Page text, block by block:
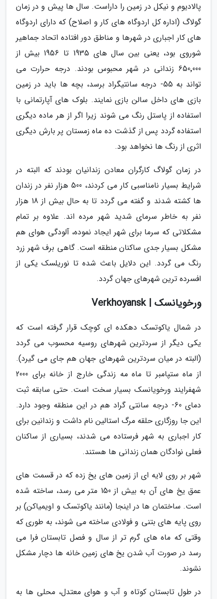
پالادیوم و نیکل در زمین را داراست. سال ها پیش و در زمان
گولاگ (اداره کل اردوگاه های کار و اصلاح) که دارای اردوگاه
های کار اجباری در شهرها و مناطق دور افتاده اتحاد جماهیر
شوروی بود، یعنی بین سال های 1935 تا 1956 بیش از
650٬000 زندانی در شهر محبوس بودند. درجه حرارت می
تواند به 55- درجه سانتیگراد برسد، بچه ها باید در زمین
بازی های داخل سالن بازی نمایند. بلوک های آپارتمانی با
استفاده از پاستل رنگ می شوند زیرا اگر از هر ماده دیگری
استفاده گردد پس از گذشت ده ماه زمستان پر بارش دیگری
اثری از رنگ ها نخواهد بود.
در زمان گولاگ کارگران معادن زندانیان بودند که البته در
شرایط بسیار نامناسبی کار می کردند، 500 هزار نفر در زندان
ها کشته شدند و گفته می گردد تا به حال بیش از 18 هزار
نفر به خاطر سرمای شدید شهر مرده اند. علاوه بر تمام
مشکلاتی که سرما برای شهر ایجاد نموده، آلودگی هوای هم
مشکل بسیار جدی ساکنان منطقه است. گاهی برف شهر زرد
رنگ می گردد. این دلایل باعث شده تا نوریلسک یکی از
افسرده ترین شهرهای جهان گردد.
ورخویانسک | Verkhoyansk
در شمال یاکوتسک دهکده ای کوچک قرار گرفته است که
یکی دیگر از سردترین شهرهای روسیه محسوب می گردد
(البته در میان سردترین شهرهای جهان هم جای می گیرد).
از ماه ستپامبر تا ماه مه زندگی خارج از خانه برای 2000
شهفرایند ورخویانسک بسیار سخت است. حتی سابقه ثبت
دمای 60- درجه سانتی گراد هم در این منطقه وجود دارد.
این جا روزگاری حلقه مرگ استالین نام داشت و زندانین برای
کار اجباری به شهر فرستاده می شدند، بسیاری از ساکنان
فعلی نوادگان همان زندانی ها هستند.
شهر بر روی لایه ای از زمین های یخ زده که در قسمت های
عمق یخ های آن به بیش از 150 متر می رسد، ساخته شده
است. ساختمان ها در اینجا (مانند یاکوتسک و اویمیاکن) بر
روی پایه های بتنی و فولادی ساخته می شوند، به طوری که
وقتی که ماه های گرم تر از سال و فصل تابستان فرا می
رسد در صورت آب شدن یخ های زمین خانه ها دچار مشکل
نشوند.
در طول تابستان کوتاه و آب و هوای معتدل، محلی ها به